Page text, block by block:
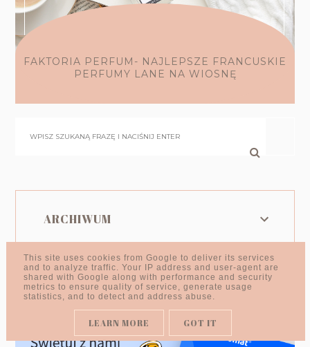
FAKTORIA PERFUM- NAJLEPSZE FRANCUSKIE
PERFUMY LANE NA WIOSNĘ
ARCHIWUM
This site uses cookies from Google to deliver its services
and to analyze traffic. Your IP address and user-agent are
shared with Google along with performance and security
metrics to ensure quality of service, generate usage
statistics, and to detect and address abuse.
LEARN MORE GOT IT